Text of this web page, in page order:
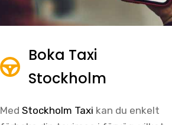
Boka Taxi
Stockholm
MedStockholm Taxi kan du enkelt